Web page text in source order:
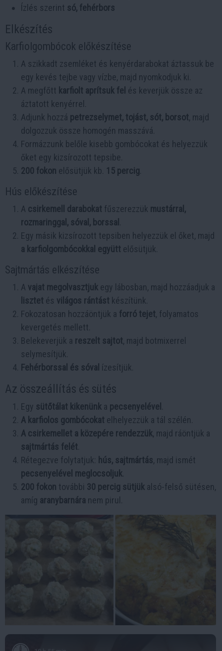
Ízlés szerint só, fehérbors
Elkészítés
Karfiolgombócok előkészítése
A szikkadt zsemléket és kenyérdarabokat áztassuk be
egy kevés tejbe vagy vízbe, majd nyomkodjuk ki.
A megfőtt karfiolt aprítsuk fel és keverjük össze az
áztatott kenyérrel.
Adjunk hozzá petrezselymet, tojást, sót, borsot, majd
dolgozzuk össze homogén masszává.
Formázzunk belőle kisebb gombócokat és helyezzük
őket egy kizsírozott tepsibe.
200 fokon elősütjük kb. 15 percig
Hús előkészítése
A csirkemell darabokat fűszerezzük mustárral,
rozmaringgal, sóval, borssal
Egy másik kizsírozott tepsiben helyezzük el őket, majd
a karfiolgombócokkal együtt elősütjük.
Sajtmártás elkészítése
A vajat megolvasztjuk egy lábosban, majd hozzáadjuk a
lisztet és világos rántást készítünk.
Fokozatosan hozzáöntjük a forró tejet, folyamatos
kevergetés mellett.
Belekeverjük a reszelt sajtot, majd botmixerrel
selymesítjük.
Fehérborssal és sóval ízesítjük.
Az összeállítás és sütés
Egy sütőtálat kikenünk a pecsenyelével
A karfiolos gombócokat elhelyezzük a tál szélén.
A csirkemellet a közepére rendezzük, majd ráöntjük a
sajtmártás felét
Rétegezve folytatjuk:
hús, sajtmártás, majd ismét
pecsenyelével meglocsoljuk
200 fokon további 30 percig sütjük alsó-felső sütésen,
amíg aranybarnára nem pirul.